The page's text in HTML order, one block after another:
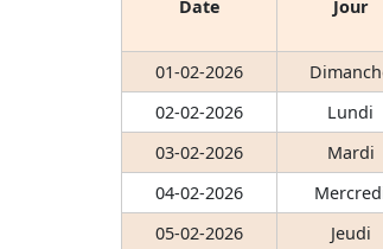
Date Jour
01-02-2026
02-02-2026
Lundi
03-02-2026
Mardi
04-02-2026
05-02-2026
Jeudi